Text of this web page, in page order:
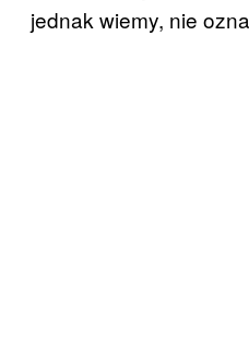
jednak wiemy, nie